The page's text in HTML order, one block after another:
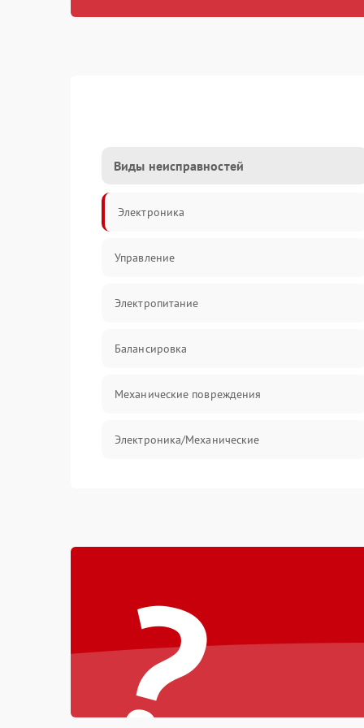
Виды неисправностей
Электроника
Управление
Электропитание
Балансировка
Механические повреждения
Электроника/Механические
?